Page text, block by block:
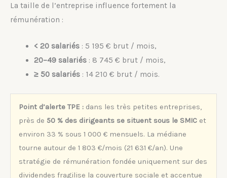
La taille de l’entreprise influence fortement la
rémunération :
< 20 salariés: 5 195 € brut / mois,
20–49 salariés: 8 745 € brut / mois,
≥ 50 salariés: 14 210 € brut / mois.
Point d’alerte TPE : dans les très petites entreprises,
près de 50 % des dirigeants se situent sous le SMIC et
environ 33 % sous 1 000 € mensuels. La médiane
tourne autour de 1 803 €/mois (21 631 €/an). Une
stratégie de rémunération fondée uniquement sur des
dividendes fragilise la couverture sociale et accentue